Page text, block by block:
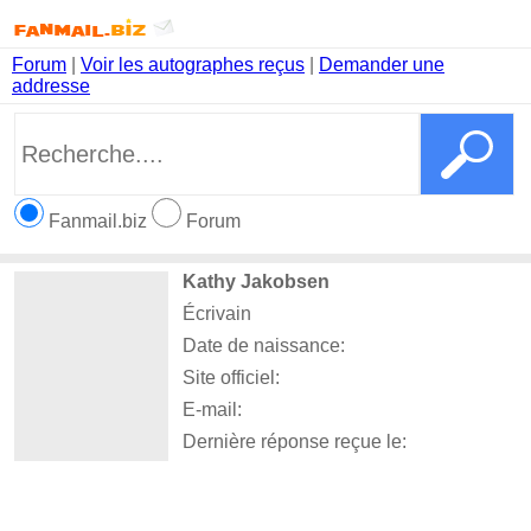
Forum Voir les autographes reçus
Demander une
addresse
Fanmail.biz Forum
Kathy Jakobsen
Écrivain
Date de naissance:
Site officiel:
E-mail:
Dernière réponse reçue le: